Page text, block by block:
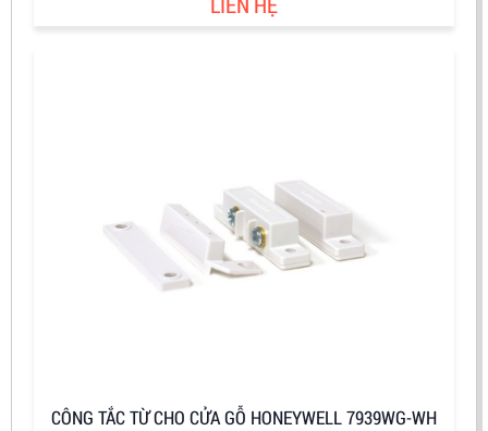
CÔNG TẮC TỪ CHO CỬA GỖ HONEYWELL 7939WG-WH